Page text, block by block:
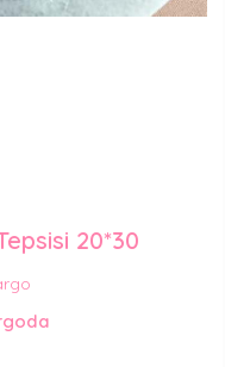
20*30